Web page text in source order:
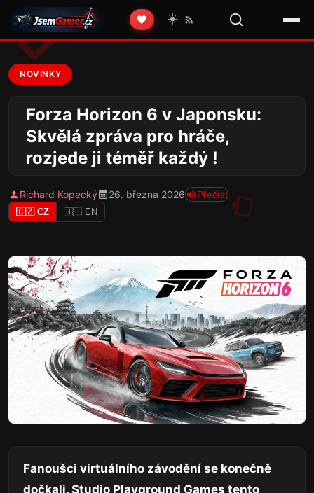
❤️ ☀️
NOVINKY
Forza Horizon 6 v Japonsku:
Skvělá zpráva pro hráče,
rozjede ji téměř každý !
Richard Kopecký 26. března 2026 Přečíst
🇨🇿 CZ 🇬🇧 EN
Fanoušci virtuálního závodění se konečně
dočkali. Studio Playground Games tento